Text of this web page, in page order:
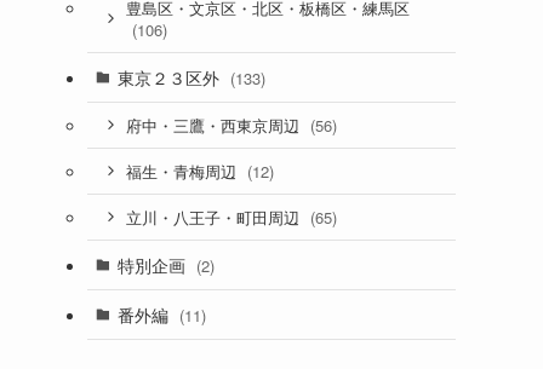
豊島区・文京区・北区・板橋区・練馬区
(106)
東京２３区外 (133)
府中・三鷹・西東京周辺 (56)
福生・青梅周辺 (12)
立川・八王子・町田周辺 (65)
特別企画 (2)
番外編 (11)